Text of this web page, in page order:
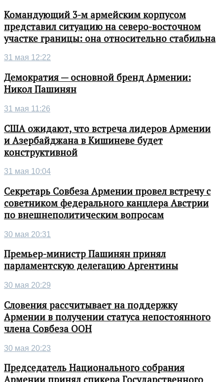
Командующий 3-м армейским корпусом
представил ситуацию на северо-восточном
участке границы: она относительно стабильна
31 мая 12:22
Демократия — основной бренд Армении:
Никол Пашинян
31 мая 11:26
США ожидают, что встреча лидеров Армении
и Азербайджана в Кишиневе будет
конструктивной
31 мая 10:04
Секретарь Совбеза Армении провел встречу с
советником федерального канцлера Австрии
по внешнеполитическим вопросам
30 мая 20:31
Премьер-министр Пашинян принял
парламентскую делегацию Аргентины
30 мая 20:29
Словения рассчитывает на поддержку
Армении в получении статуса непостоянного
члена Совбеза ООН
30 мая 20:23
Председатель Национального собрания